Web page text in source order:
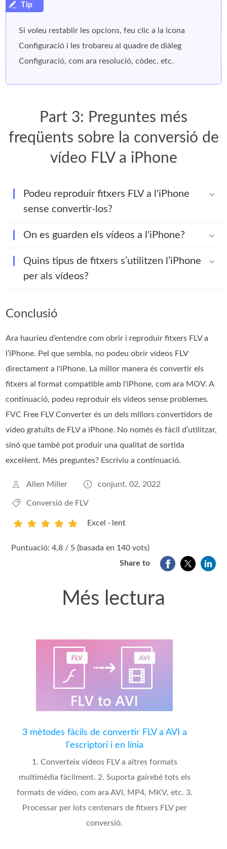
Si voleu restablir les opcions, feu clic a la icona
Configuració i les trobareu al quadre de diàleg
Configuració, com ara resolució, còdec, etc.
Part 3: Preguntes més
freqüents sobre la conversió de
vídeo FLV a iPhone
Podeu reproduir fitxers FLV a l'iPhone
sense convertir-los?
On es guarden els vídeos a l'iPhone?
Quins tipus de fitxers s’utilitzen l’iPhone
per als vídeos?
Conclusió
Ara hauríeu d’entendre com obrir i reproduir fitxers FLV a
l’iPhone. Pel que sembla, no podeu obrir vídeos FLV
directament a l'iPhone. La millor manera és convertir els
fitxers al format compatible amb l'iPhone, com ara MOV. A
continuació, podeu reproduir els vídeos sense problemes.
FVC Free FLV Converter és un dels millors convertidors de
vídeo gratuïts de FLV a iPhone. No només és fàcil d’utilitzar,
sinó que també pot produir una qualitat de sortida
excel·lent. Més preguntes? Escriviu a continuació.
Allen Miller conjunt. 02, 2022
Conversió de FLV
Excel · lent
Puntuació: 4,8 / 5 (basada en 140 vots)
Share to
Més lectura
3 mètodes fàcils de convertir FLV a AVI a
l'escriptori i en línia
1. Converteix vídeos FLV a altres formats
multimèdia fàcilment. 2. Suporta gairebé tots els
formats de vídeo, com ara AVI, MP4, MKV, etc. 3.
Processar per lots centenars de fitxers FLV per
conversió.